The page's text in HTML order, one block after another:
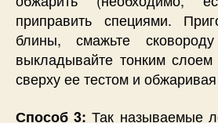
приправить специями.
блины, смажьте
выкладывайте тонким слоем
сверху ее тестом и
Способ 3: Так называемые